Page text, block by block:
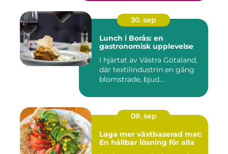
30. sep
Lunch i Borås: en
gastronomisk upplevelse
I hjärtat av Västra Götaland,
där textilindustrin en gång
blomstrade, bjud...
08. sep
Laga mer växtbaserad mat:
En hållbar lösning för alla